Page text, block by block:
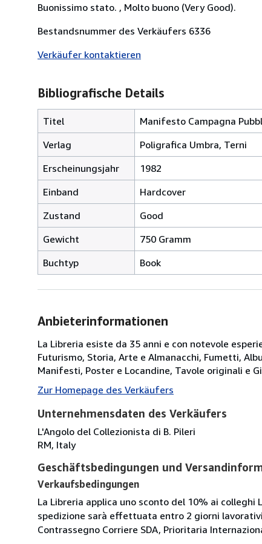
Buonissimo stato. , Molto buono (Very Good).
Bestandsnummer des Verkäufers 6336
Verkäufer kontaktieren
Bibliografische Details
Titel
Manifesto Campagna
Verlag
Poligrafica Umbra, Terni
Erscheinungsjahr
1982
Einband
Hardcover
Zustand
Good
Gewicht
750 Gramm
Buchtyp
Book
Anbieterinformationen
La Libreria esiste da 35 anni e con notevole
Futurismo, Storia, Arte e Almanacchi, Fumetti,
Manifesti, Poster e Locandine, Tavole originali e
Zur Homepage des Verkäufers
Unternehmensdaten des Verkäufers
L'Angolo del Collezionista di B. Pileri
RM, Italy
Geschäftsbedingungen und
Verkaufsbedingungen
La Libreria applica uno sconto del 10% ai
spedizione sarà effettuata entro 2 giorni
Contrassegno Corriere SDA, Prioritaria